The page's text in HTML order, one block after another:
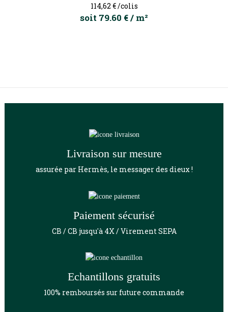
Prix
114,62 €/colis
soit 79.60 € / m²
Livraison sur mesure
assurée par Hermès, le messager des dieux !
Paiement sécurisé
CB / CB jusqu'à 4X / Virement SEPA
Echantillons gratuits
100% remboursés sur future commande